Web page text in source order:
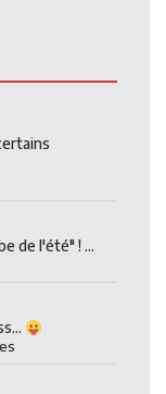
de l'été" ! ...